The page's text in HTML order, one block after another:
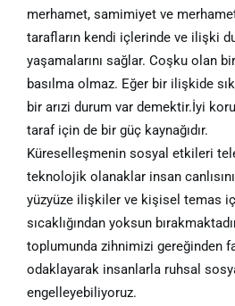
merhamet, samimiyet ve
tarafların kendi içlerinde ve ilişki
yaşamalarını sağlar. Coşku olan
basılma olmaz. Eğer bir ilişkide
bir arızi durum var demektir.İyi
taraf için de bir güç kaynağıdır.
Küreselleşmenin sosyal etkileri
teknolojik olanaklar insan
yüzyüze ilişkiler ve kişisel temas
sıcaklığından yoksun
toplumunda zihnimizi gereğinden
odaklayarak insanlarla ruhsal
engelleyebiliyoruz.